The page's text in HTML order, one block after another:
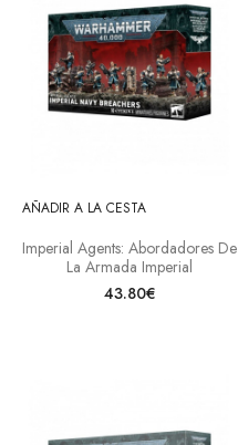
AÑADIR A LA CESTA
Imperial Agents: Abordadores De
La Armada Imperial
43.80€